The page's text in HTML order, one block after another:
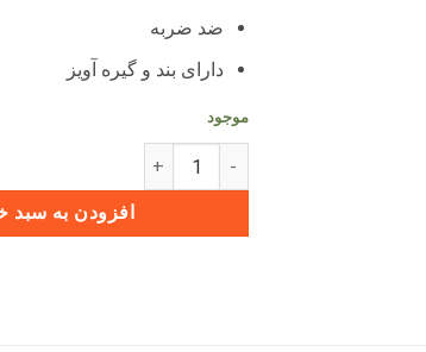
ضد ضربه
دارای بند و گیره آویز
موجود
قاب ریموت فلزی طرح اسپایدر
افزودن به سبد